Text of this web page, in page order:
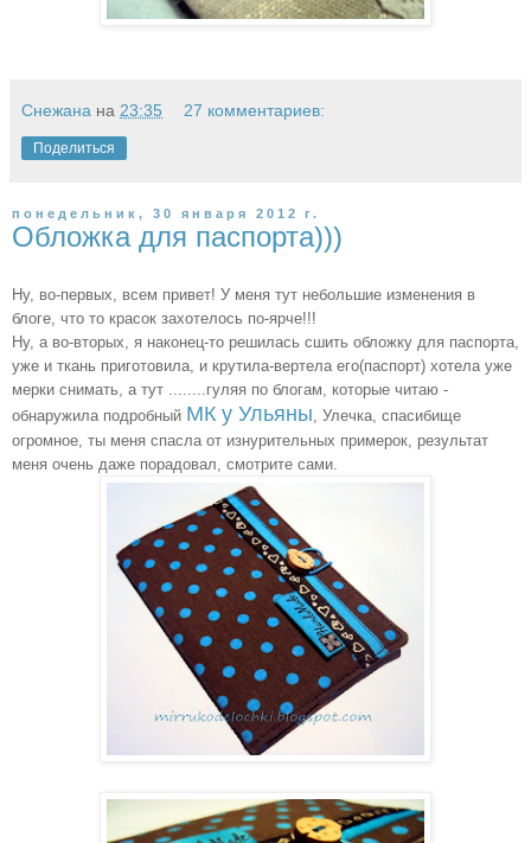
Снежана на 23:35 27 комментариев:
Поделиться
понедельник, 30 января 2012 г.
Обложка для паспорта)))
Ну, во-первых, всем привет! У меня тут небольшие изменения в
блоге, что то красок захотелось по-ярче!!!
Ну, а во-вторых, я наконец-то решилась сшить обложку для паспорта,
уже и ткань приготовила, и крутила-вертела его(паспорт) хотела уже
мерки снимать, а тут ........гуляя по блогам, которые читаю -
обнаружила подробный МК у Ульяны , Улечка, спасибище
огромное, ты меня спасла от изнурительных примерок, результат
меня очень даже порадовал, смотрите сами.